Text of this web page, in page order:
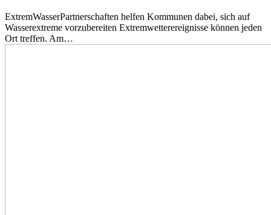
ExtremWasserPartnerschaften helfen Kommunen dabei, sich auf
Wasserextreme vorzubereiten Extremwetterereignisse können jeden
Ort treffen. Am…